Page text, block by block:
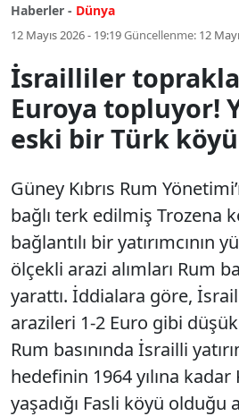
Haberler - Dünya
12 Mayıs 2026 - 19:19Güncellenme: 12
İsrailliler
Euroya topluyor!
eski bir Türk köyü
Güney Kıbrıs Rum
bağlı terk edilmiş Trozena
bağlantılı bir yatırımcının
ölçekli arazi alımları Rum
yarattı. İddialara göre, İsrailli
arazileri 1-2 Euro gibi
Rum basınında İsrailli
hedefinin 1964 yılına kadar
yaşadığı Fasli köyü olduğu